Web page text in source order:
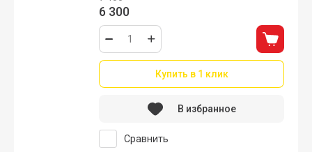
6 300
Купить в 1 клик
Сравнить
В избранное